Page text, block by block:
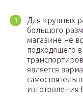
​Для крупных
большого
магазине не
подходящего
является